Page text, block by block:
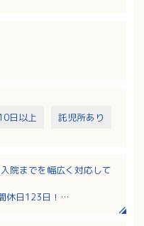
日以上 託児所あり
院までを幅広く対応して
休日123日！